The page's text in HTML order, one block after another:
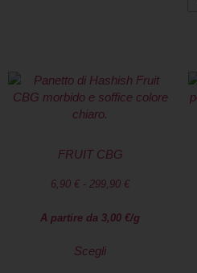
FRUIT CBG
6,90 € - 299,90 €
A partire da 3,00 €/g
Scegli